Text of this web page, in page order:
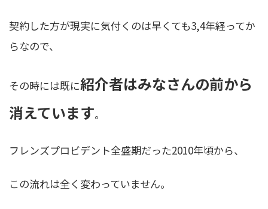
契約した方が現実に気付くのは早くても3,4年経ってか
らなので、
その時には既に紹介者はみなさんの前から
消えています。
フレンズプロビデント全盛期だった2010年頃から、
この流れは全く変わっていません。